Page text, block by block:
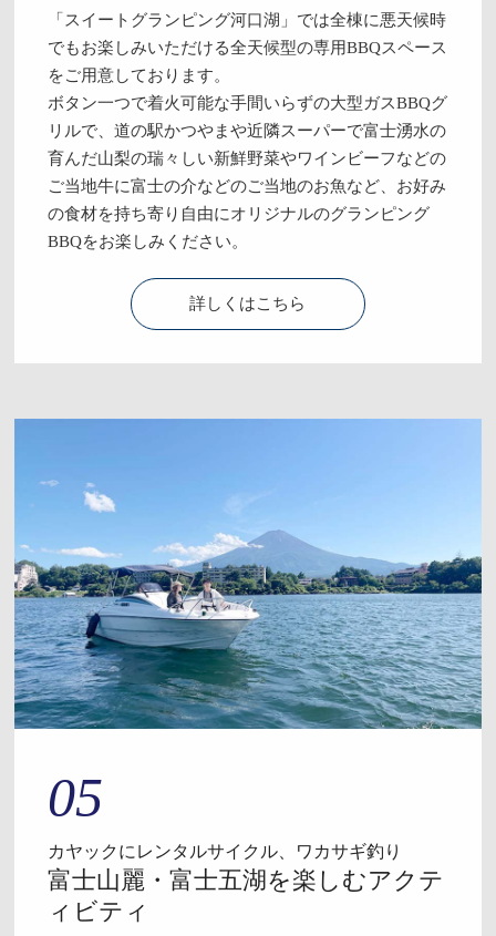
「スイートグランピング河口湖」では全棟に悪天候時
でもお楽しみいただける全天候型の専用BBQスペース
をご用意しております。
ボタン一つで着火可能な手間いらずの大型ガスBBQグ
リルで、道の駅かつやまや近隣スーパーで富士湧水の
育んだ山梨の瑞々しい新鮮野菜やワインビーフなどの
ご当地牛に富士の介などのご当地のお魚など、お好み
の食材を持ち寄り自由にオリジナルのグランピング
BBQをお楽しみください。
詳しくはこちら
05
カヤックにレンタルサイクル、ワカサギ釣り
富士山麗・富士五湖を楽しむアクテ
ィビティ